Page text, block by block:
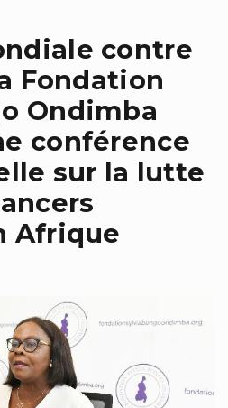
contre
Fondation
Ondimba
conférence
sur la lutte
Afrique